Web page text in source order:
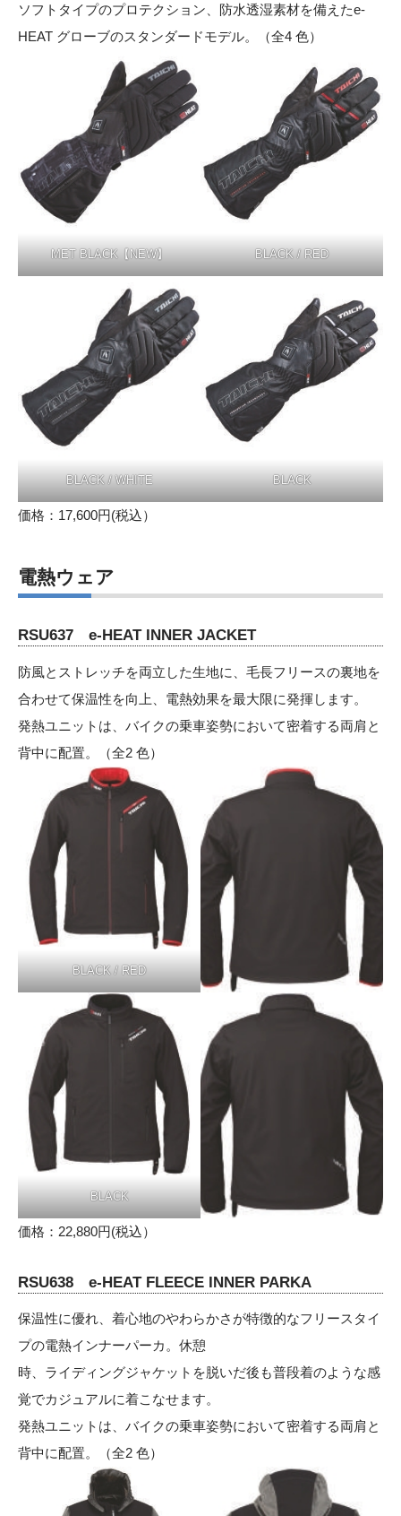
ソフトタイプのプロテクション、防水透湿素材を備えたe-
HEAT グローブのスタンダードモデル。（全4 色）
MET BLACK【NEW】 BLACK / RED
BLACK / WHITE BLACK
価格：17,600円(税込）
電熱ウェア
RSU637 e-HEAT INNER JACKET
防風とストレッチを両立した生地に、毛長フリースの裏地を
合わせて保温性を向上、電熱効果を最大限に発揮します。
発熱ユニットは、バイクの乗車姿勢において密着する両肩と
背中に配置。（全2 色）
BLACK / RED
BLACK
価格：22,880円(税込）
RSU638 e-HEAT FLEECE INNER PARKA
保温性に優れ、着心地のやわらかさが特徴的なフリースタイ
プの電熱インナーパーカ。休憩
時、ライディングジャケットを脱いだ後も普段着のような感
覚でカジュアルに着こなせます。
発熱ユニットは、バイクの乗車姿勢において密着する両肩と
背中に配置。（全2 色）